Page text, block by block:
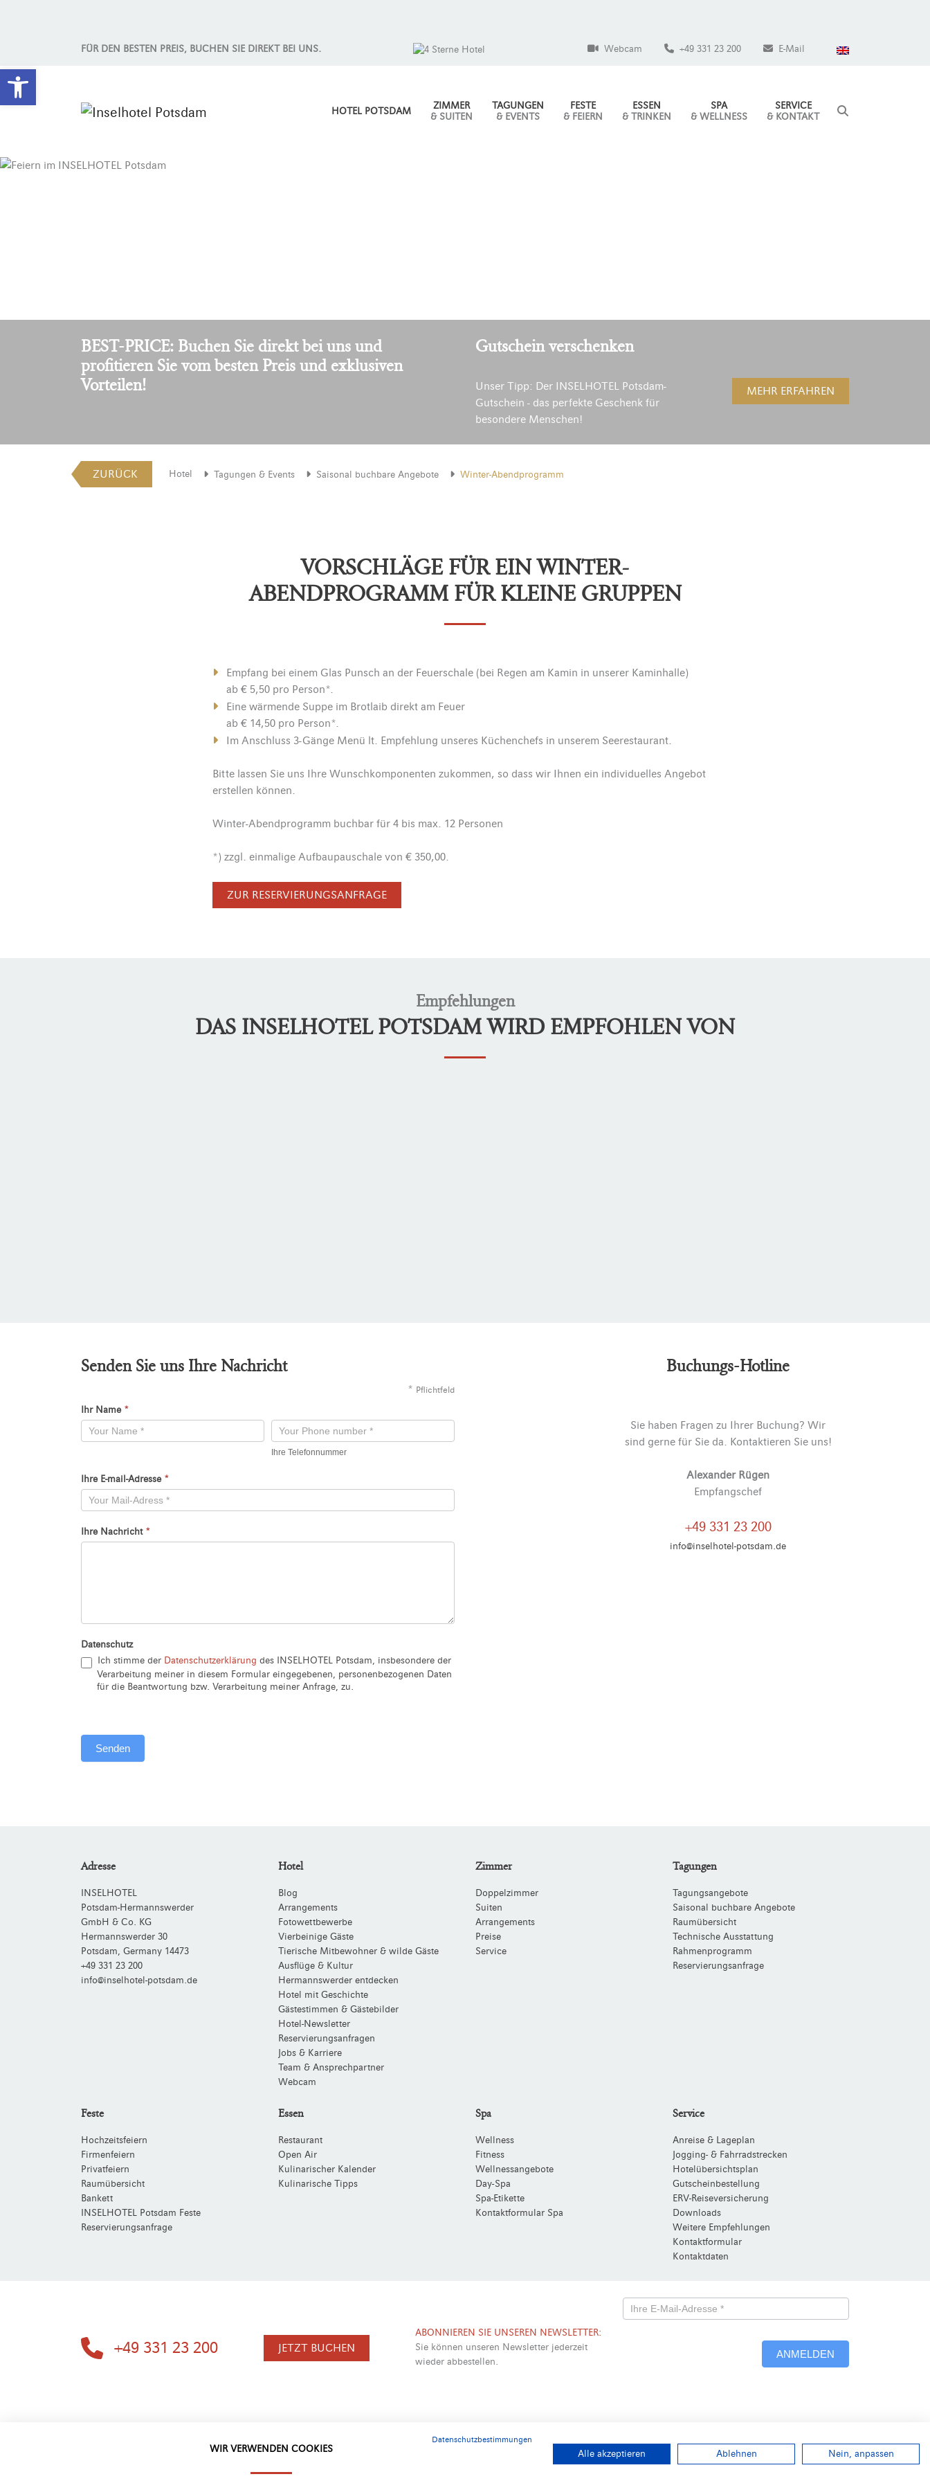
Werkzeugleiste öffnen
FÜR DEN BESTEN PREIS, BUCHEN SIE DIREKT BEI UNS. Webcam +49 331 23 200 E-Mail
HOTEL POTSDAM
ZIMMER
& SUITEN
TAGUNGEN
& EVENTS
FESTE
& FEIERN
ESSEN
& TRINKEN
SPA
& WELLNESS
SERVICE
& KONTAKT
BEST-PRICE: Buchen Sie direkt bei uns und
profitieren Sie vom besten Preis und exklusiven
Vorteilen!
Gutschein verschenken
Unser Tipp: Der INSELHOTEL Potsdam-
Gutschein - das perfekte Geschenk für
besondere Menschen!
MEHR ERFAHREN
ZURÜCK Hotel Tagungen & Events Saisonal buchbare Angebote Winter-Abendprogramm
VORSCHLÄGE FÜR EIN WINTER-
ABENDPROGRAMM FÜR KLEINE GRUPPEN
Empfang bei einem Glas Punsch an der Feuerschale (bei Regen am Kamin in unserer Kaminhalle)
ab € 5,50 pro Person*.
Eine wärmende Suppe im Brotlaib direkt am Feuer
ab € 14,50 pro Person*.
Im Anschluss 3-Gänge Menü lt. Empfehlung unseres Küchenchefs in unserem Seerestaurant.
Bitte lassen Sie uns Ihre Wunschkomponenten zukommen, so dass wir Ihnen ein individuelles Angebot
erstellen können.
Winter-Abendprogramm buchbar für 4 bis max. 12 Personen
*) zzgl. einmalige Aufbaupauschale von € 350,00.
ZUR RESERVIERUNGSANFRAGE
Empfehlungen
DAS INSELHOTEL POTSDAM WIRD EMPFOHLEN VON
Senden Sie uns Ihre Nachricht
* Pflichtfeld
Kontaktformular
-
Ihr Name *
Ihre Telefonnummer
Ihre E-mail-Adresse *
Ihre Nachricht *
Datenschutz
Ich stimme der Datenschutzerklärung des INSELHOTEL Potsdam, insbesondere der
Verarbeitung meiner in diesem Formular eingegebenen, personenbezogenen Daten
für die Beantwortung bzw. Verarbeitung meiner Anfrage, zu.
Senden
Buchungs-Hotline
Sie haben Fragen zu Ihrer Buchung? Wir
sind gerne für Sie da. Kontaktieren Sie uns!
Alexander Rügen
Empfangschef
+49 331 23 200
info@inselhotel-potsdam.de
Adresse
INSELHOTEL
Potsdam-Hermannswerder
GmbH & Co. KG
Hermannswerder 30
Potsdam, Germany 14473
+49 331 23 200
info@inselhotel-potsdam.de
Hotel
Blog
Arrangements
Fotowettbewerbe
Vierbeinige Gäste
Tierische Mitbewohner & wilde Gäste
Ausflüge & Kultur
Hermannswerder entdecken
Hotel mit Geschichte
Gästestimmen & Gästebilder
Hotel-Newsletter
Reservierungsanfragen
Jobs & Karriere
Team & Ansprechpartner
Webcam
Zimmer
Doppelzimmer
Suiten
Arrangements
Preise
Service
Tagungen
Tagungsangebote
Saisonal buchbare Angebote
Raumübersicht
Technische Ausstattung
Rahmenprogramm
Reservierungsanfrage
Feste
Hochzeitsfeiern
Firmenfeiern
Privatfeiern
Raumübersicht
Bankett
INSELHOTEL Potsdam Feste
Reservierungsanfrage
Essen
Restaurant
Open Air
Kulinarischer Kalender
Kulinarische Tipps
Spa
Wellness
Fitness
Wellnessangebote
Day-Spa
Spa-Etikette
Kontaktformular Spa
Service
Anreise & Lageplan
Jogging- & Fahrradstrecken
Hotelübersichtsplan
Gutscheinbestellung
ERV-Reiseversicherung
Downloads
Weitere Empfehlungen
Kontaktformular
Kontaktdaten
+49 331 23 200 JETZT BUCHEN
ABONNIEREN SIE UNSEREN NEWSLETTER:
Sie können unseren Newsletter jederzeit
wieder abbestellen.
Newsletterformular
ANMELDEN
Datenschutzbestimmungen
WIR VERWENDEN COOKIES Alle akzeptieren Ablehnen Nein, anpassen